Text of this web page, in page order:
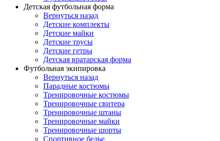
Детская футбольная форма
Вернуться назад
Детские комплекты
Детские майки
Детские трусы
Детские гетры
Детская вратарская форма
Футбольная экипировка
Вернуться назад
Парадные костюмы
Тренировочные костюмы
Тренировочные свитера
Тренировочные штаны
Тренировочные майки
Тренировочные шорты
Спортивное белье